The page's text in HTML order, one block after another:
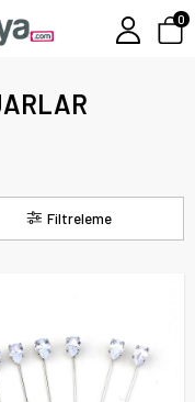
0
Filtreleme